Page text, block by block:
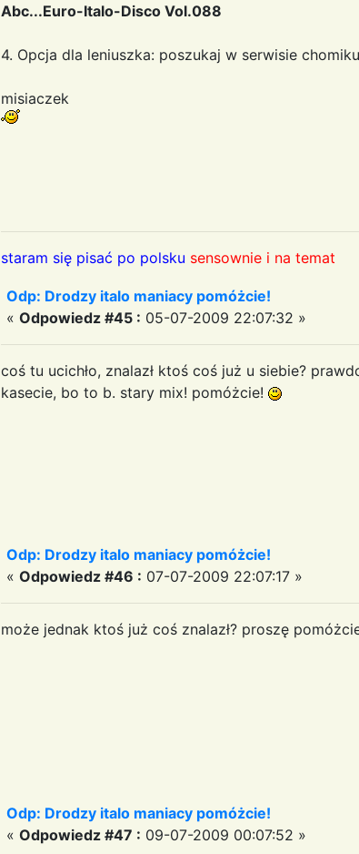
Abc...Euro-Italo-Disco Vol.088
4. Opcja dla leniuszka: poszukaj w serwisie
misiaczek
staram się pisać po polsku sensownie i na temat
Odp: Drodzy italo maniacy pomóżcie!
« Odpowiedz #45 : 05-07-2009 22:07:32 »
coś tu ucichło, znalazł ktoś coś już u siebie?
kasecie, bo to b. stary mix! pomóżcie!
Odp: Drodzy italo maniacy pomóżcie!
« Odpowiedz #46 : 07-07-2009 22:07:17 »
może jednak ktoś już coś znalazł? proszę
Odp: Drodzy italo maniacy pomóżcie!
« Odpowiedz #47 : 09-07-2009 00:07:52 »